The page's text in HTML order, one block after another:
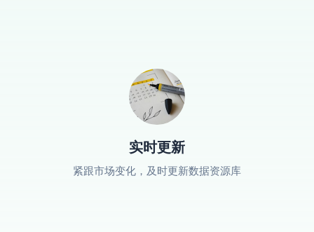
实时更新
紧跟市场变化，及时更新数据资源库